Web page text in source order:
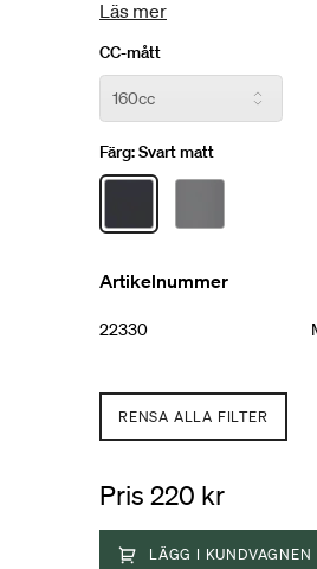
Läs mer
CC-mått
Färg:Svart matt
Artikelnummer
22330
RENSA ALLA FILTER
Pris 220 kr
LÄGG I KUNDVAGNEN